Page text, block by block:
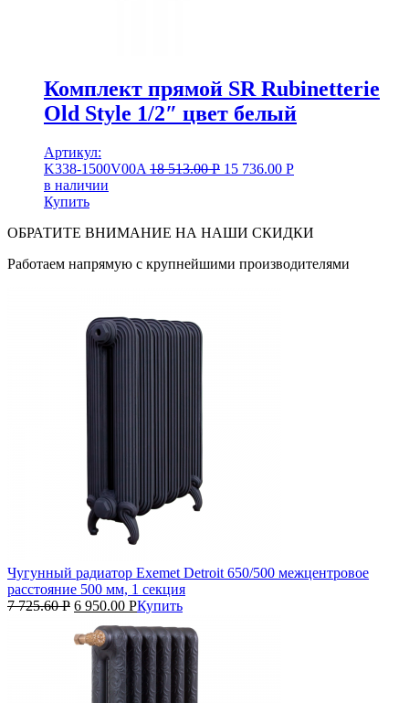
Комплект прямой SR Rubinetterie
Old Style 1/2″ цвет белый
Артикул:
K338-1500V00A 18 513.00Р 15 736.00 Р
в наличии
Купить
ОБРАТИТЕ ВНИМАНИЕ НА НАШИ СКИДКИ
Работаем напрямую с крупнейшими производителями
Чугунный радиатор Exemet Detroit 650/500 межцентровое
расстояние 500 мм, 1 секция
7 725.60Р 6 950.00 РКупить